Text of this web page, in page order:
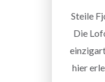
Steile
Die
hier